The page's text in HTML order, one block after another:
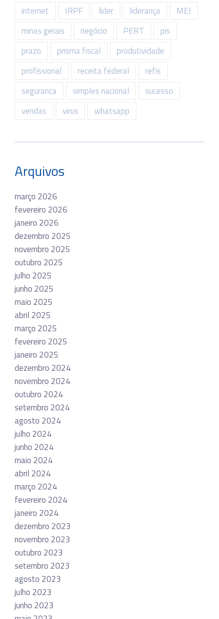
internet IRPF lider liderança
MEI
minas gerais
negócio PERT
pis
prazo
prisma fiscal
produtividade
profissional
receita federal
refis
seguranca
simples nacional
sucesso
vendas
virus whatsapp
Arquivos
março 2026
fevereiro 2026
janeiro 2026
dezembro 2025
novembro 2025
outubro 2025
julho 2025
junho 2025
maio 2025
abril 2025
março 2025
fevereiro 2025
janeiro 2025
dezembro 2024
novembro 2024
outubro 2024
setembro 2024
agosto 2024
julho 2024
junho 2024
maio 2024
abril 2024
março 2024
fevereiro 2024
janeiro 2024
dezembro 2023
novembro 2023
outubro 2023
setembro 2023
agosto 2023
julho 2023
junho 2023